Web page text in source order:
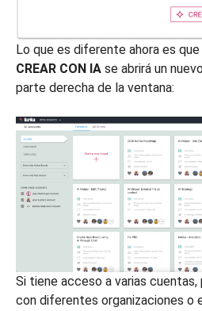
Lo que es diferente ahora es
CREAR CON IA se abrirá un
parte derecha de la ventana:
Si tiene acceso a varias cuentas,
con diferentes organizaciones o